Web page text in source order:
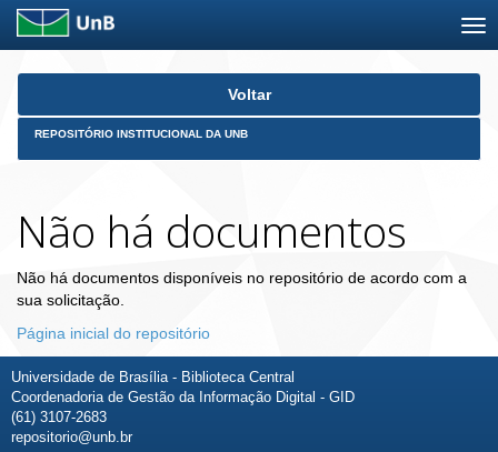
Skip
Voltar
REPOSITÓRIO INSTITUCIONAL DA UNB
Não há documentos
Não há documentos disponíveis no repositório de acordo com a
sua solicitação.
Página inicial do repositório
Universidade de Brasília - Biblioteca Central
Coordenadoria de Gestão da Informação Digital - GID
(61) 3107-2683
repositorio@unb.br